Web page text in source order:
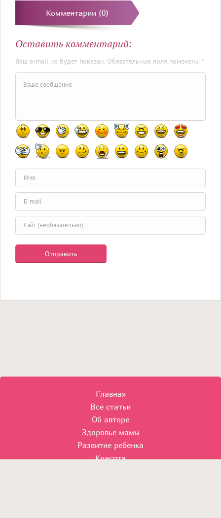
Комментарии (0)
Оставить комментарий:
Ваш e-mail не будет показан. Обязательные поля помечены *
Главная
Все статьи
Об авторе
Здоровье мамы
Развитие ребенка
Красота